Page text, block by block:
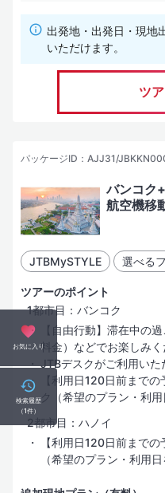
出発地・出発日・現地
いただけます。
ツ
パッケージID：AJJ31/
バンコク
航空機移
JTBMySTYLE 選べる
ツアーのポイント
1都市目：バンコク
【自由行動】滞在中の
料金）などでお楽しみ
JTBデスクがご利用いた
【利用日120日前まで
ク（希望のプラン・利用
2都市目：ハノイ
【利用日120日前まで
（希望のプラン・利用
お気に入り
検索履歴
（1件）